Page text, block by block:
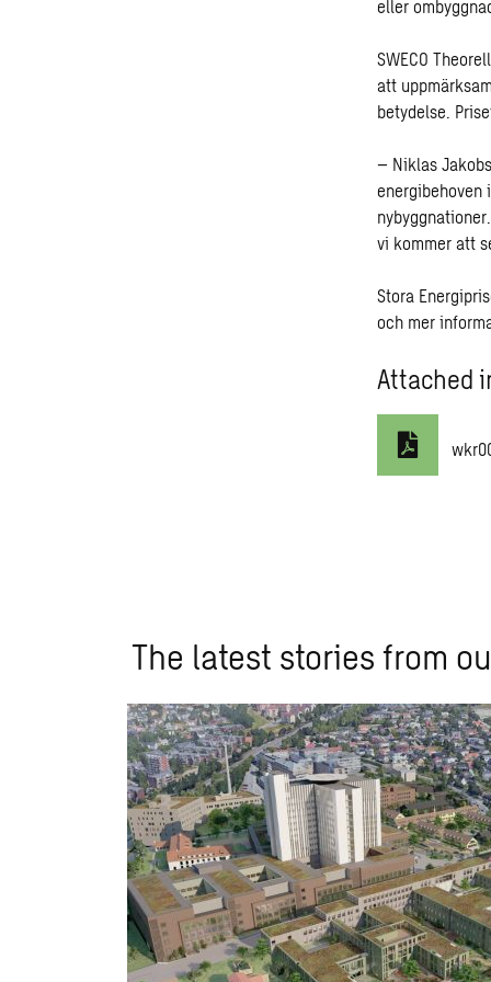
eller
SWECO
att
betydelse.
– Niklas
energibehoven
vi kommer att
Stora
och mer
Attached
The latest stories from